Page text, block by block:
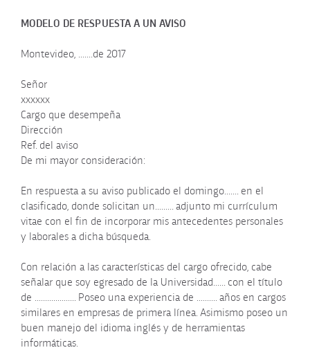
MODELO DE RESPUESTA A UN AVISO
Montevideo, .......de 2017
Señor
xxxxxx
Cargo que desempeña
Dirección
Ref. del aviso
De mi mayor consideración:
En respuesta a su aviso publicado el domingo....... en el
clasificado, donde solicitan un......... adjunto mi currículum
vitae con el fin de incorporar mis antecedentes personales
y laborales a dicha búsqueda.
Con relación a las características del cargo ofrecido, cabe
señalar que soy egresado de la Universidad...... con el título
de .................... Poseo una experiencia de .......... años en cargos
similares en empresas de primera línea. Asimismo poseo un
buen manejo del idioma inglés y de herramientas
informáticas.